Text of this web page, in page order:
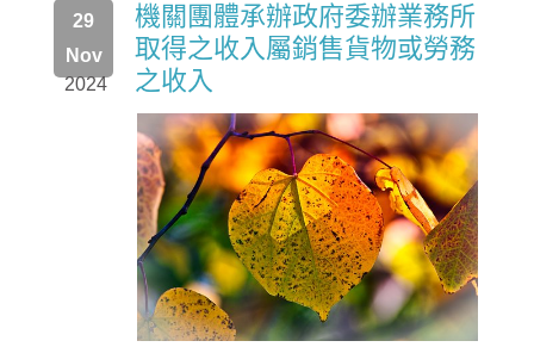
2024
29
Nov
機關團體承辦政府委辦業務所
取得之收入屬銷售貨物或勞務
之收入